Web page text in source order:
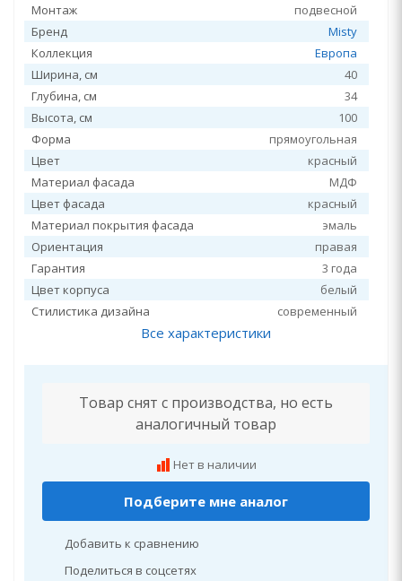
Монтаж
подвесной
Бренд
Misty
Коллекция
Европа
Ширина, см
40
Глубина, см
34
Высота, см
100
Форма
прямоугольная
Цвет
красный
Материал фасада
МДФ
Цвет фасада
красный
Материал покрытия фасада
эмаль
Ориентация
правая
Гарантия
3 года
Цвет корпуса
белый
Стилистика дизайна
современный
Все характеристики
Товар снят с производства, но есть
аналогичный товар
Нет в наличии
Подберите мне аналог
Добавить к сравнению
Поделиться в соцсетях